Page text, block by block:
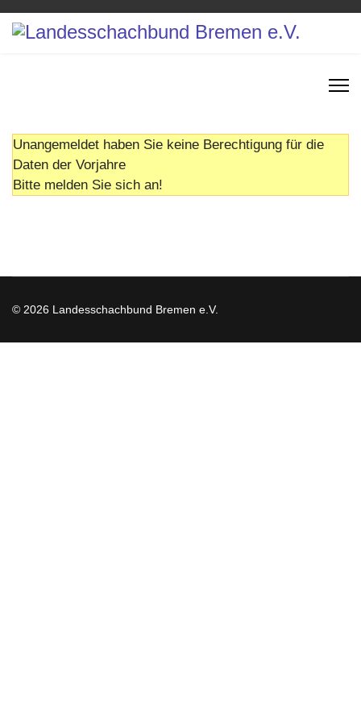
Unangemeldet haben Sie keine Berechtigung für die
Daten der Vorjahre
Bitte melden Sie sich an!
© 2026 Landesschachbund Bremen e.V.